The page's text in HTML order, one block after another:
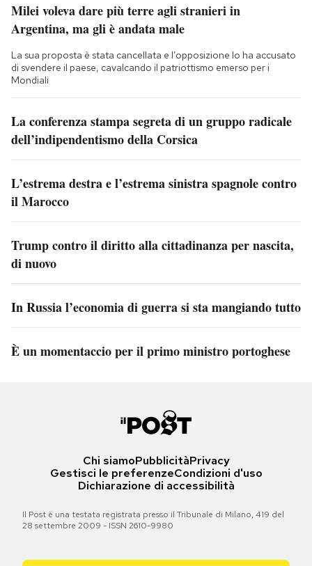
Milei voleva dare più terre agli stranieri in
Argentina, ma gli è andata male
La sua proposta è stata cancellata e l’opposizione lo ha accusato
di svendere il paese, cavalcando il patriottismo emerso per i
Mondiali
La conferenza stampa segreta di un gruppo radicale
dell’indipendentismo della Corsica
L’estrema destra e l’estrema sinistra spagnole contro
il Marocco
Trump contro il diritto alla cittadinanza per nascita,
di nuovo
In Russia l’economia di guerra si sta mangiando tutto
È un momentaccio per il primo ministro portoghese
Chi siamoPubblicitàPrivacy
Gestisci le preferenzeCondizioni d'uso
Dichiarazione di accessibilità
Il Post è una testata registrata presso il Tribunale di Milano, 419 del
28 settembre 2009 - ISSN 2610-9980